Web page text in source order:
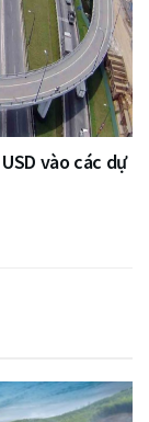
vào các dự